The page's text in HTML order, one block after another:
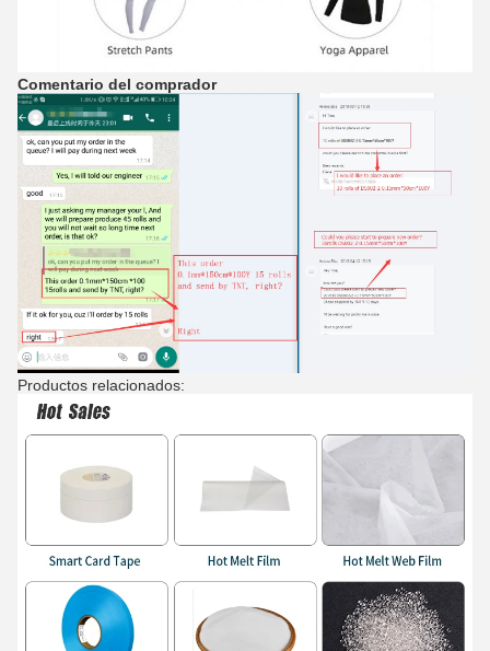
Comentario del comprador
Productos relacionados: